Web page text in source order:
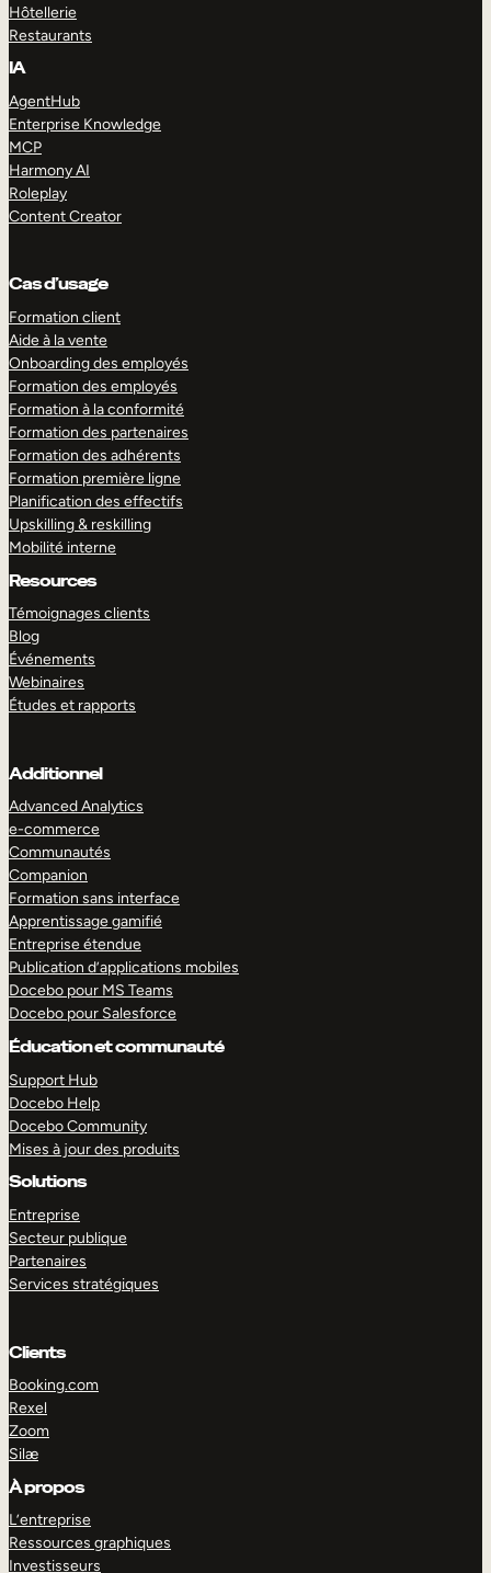
Hôtellerie
Restaurants
IA
AgentHub
Enterprise Knowledge
MCP
Harmony AI
Roleplay
Content Creator
Cas d’usage
Formation client
Aide à la vente
Onboarding des employés
Formation des employés
Formation à la conformité
Formation des partenaires
Formation des adhérents
Formation première ligne
Planification des effectifs
Upskilling & reskilling
Mobilité interne
Resources
Témoignages clients
Blog
Événements
Webinaires
Études et rapports
Additionnel
Advanced Analytics
e-commerce
Communautés
Companion
Formation sans interface
Apprentissage gamifié
Entreprise étendue
Publication d’applications mobiles
Docebo pour MS Teams
Docebo pour Salesforce
Éducation et communauté
Support Hub
Docebo Help
Docebo Community
Mises à jour des produits
Solutions
Entreprise
Secteur publique
Partenaires
Services stratégiques
Clients
Booking.com
Rexel
Zoom
Silæ
À propos
L’entreprise
Ressources graphiques
Investisseurs